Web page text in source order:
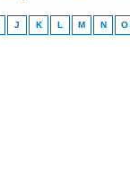
J K L M N O